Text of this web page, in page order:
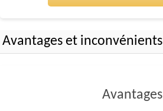
Avantages et inconvénients
Avantages